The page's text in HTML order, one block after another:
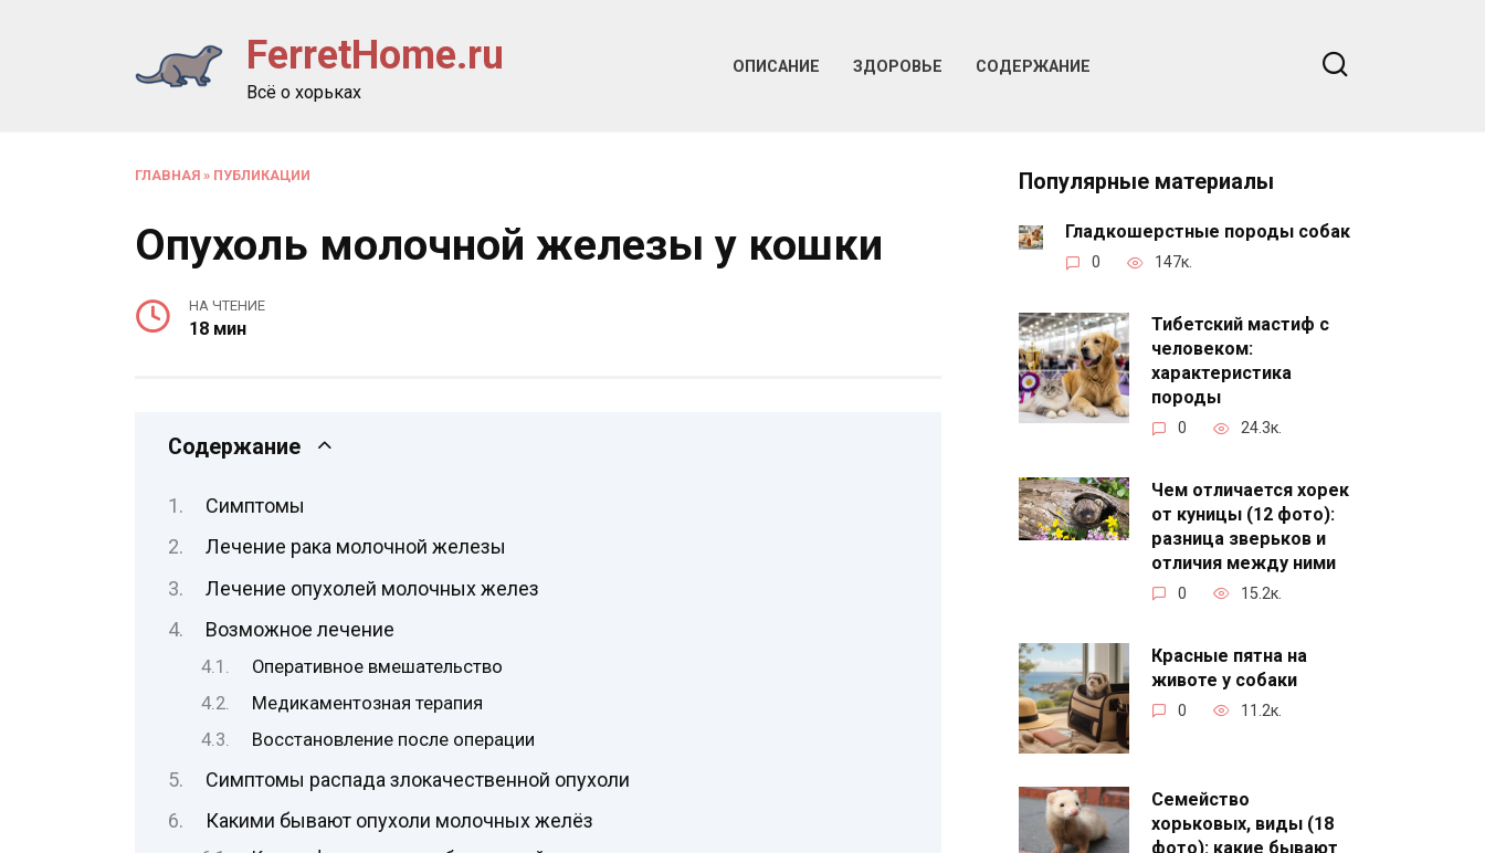
FerretHome.ru
Всё о хорьках
ОПИСАНИЕ ЗДОРОВЬЕ СОДЕРЖАНИЕ
ГЛАВНАЯ » ПУБЛИКАЦИИ
Опухоль молочной железы у кошки
НА ЧТЕНИЕ
18 мин
Содержание
Симптомы
Лечение рака молочной железы
Лечение опухолей молочных желез
Возможное лечение
Оперативное вмешательство
Медикаментозная терапия
Восстановление после операции
Симптомы распада злокачественной опухоли
Какими бывают опухоли молочных желёз
Популярные материалы
Гладкошерстные породы собак
0 147к.
Тибетский мастиф с
человеком:
характеристика
породы
0 24.3к.
Чем отличается хорек
от куницы (12 фото):
разница зверьков и
отличия между ними
0 15.2к.
Красные пятна на
животе у собаки
0 11.2к.
Семейство
хорьковых, виды (18
фото): какие бывают